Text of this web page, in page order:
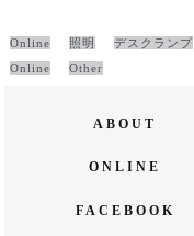
Online 照明
デスクランプ
Online
Other
ABOUT
ONLINE
FACEBOOK